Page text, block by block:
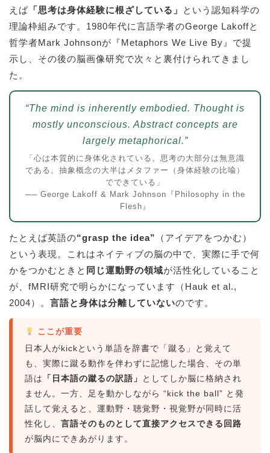
えば 「思考は身体経験に根ざしている」
という認知科学の
理論枠組みです。1980年代に言語学者のGeorge Lakoffと
哲学者Mark Johnsonが『Metaphors We Live By』で提
示し、その後の脳画像研究で次々と裏付けられてきまし
た。
“The mind is inherently embodied. Thought is
mostly unconscious. Abstract concepts are
largely metaphorical.”
「心は本質的に身体化されている。思考の大部分は無意識
である。抽象概念の大半はメタファー（身体経験の比喩）
でできている」
── George Lakoff & Mark Johnson『Philosophy in the
Flesh』
たとえば英語の“grasp the idea”
（アイデアをつかむ）
という表現。これはネイティブの脳の中で、実際に手で何
かをつかむときと 同じ運動野の領域が活性化していること
が、fMRI研究で明らかになっています（Hauk et al.,
2004）。 言語と身体は分離していないのです。
ここが重要
日本人がkickという単語を辞書で「蹴る」と覚えて
も、実際に蹴る動作を伴わずに記憶した場合、その単
語は
「日本語の蹴るの訳語」
としてしか脳に格納され
ません。一方、足を動かしながら “kick the ball” と発
話して覚えると、運動野・聴覚野・視覚野が同時に活
性化し、 言語そのものとして直接アクセスできる回路
が脳内にできあがります。